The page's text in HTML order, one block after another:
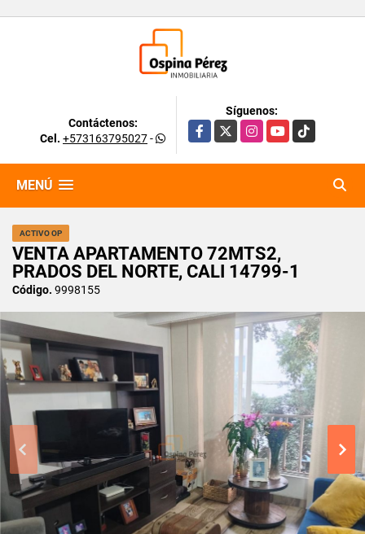
Contáctenos:
Cel. +573163795027-
Síguenos:
Facebook
X InstagramYouTubeTikTok
MENÚ
ACTIVO OP
VENTA APARTAMENTO 72MTS2,
PRADOS DEL NORTE, CALI 14799-1
Código. 9998155